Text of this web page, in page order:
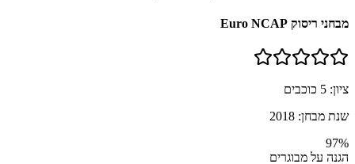
מבחני ריסוק Euro NCAP
ציון: 5 כוכבים
שנת מבחן: 2018
97%
הגנה על מבוגרים